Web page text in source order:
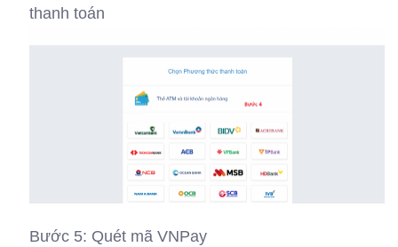
thanh toán
Bước 5: Quét mã VNPay